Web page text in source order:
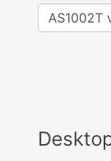
AS1002T